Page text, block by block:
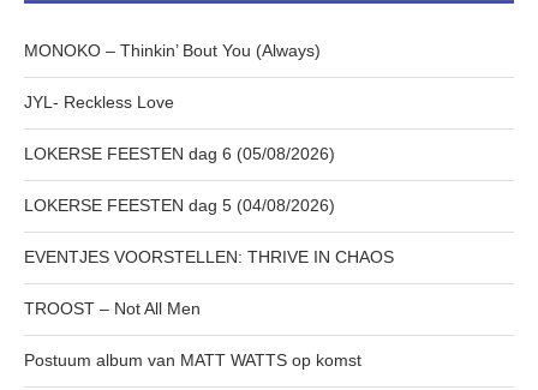
MONOKO – Thinkin’ Bout You (Always)
JYL- Reckless Love
LOKERSE FEESTEN dag 6 (05/08/2026)
LOKERSE FEESTEN dag 5 (04/08/2026)
EVENTJES VOORSTELLEN: THRIVE IN CHAOS
TROOST – Not All Men
Postuum album van MATT WATTS op komst